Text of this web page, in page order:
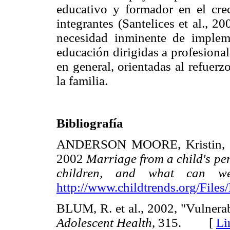
educativo y formador en el
integrantes (Santelices et al.,
necesidad inminente de
educación dirigidas a
en general, orientadas al
la familia.
Bibliografía
ANDERSON MOORE,
2002 Marriage from a child's
children, and what can
http://www.childtrends.org/
BLUM, R. et al., 2002,
Adolescent Health, 315. [